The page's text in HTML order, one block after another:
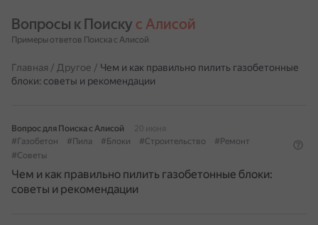
Вопросы к Поиску с Алисой
Примеры ответов Поиска с Алисой
Главная / Другое / Чем и как правильно пилить газобетонные
блоки: советы и рекомендации
Вопрос для Поиска с Алисой
20 июня
#Газобетон
#Пила #Блоки #Строительство
#Ремонт
#Советы
Чем и как правильно пилить газобетонные блоки:
советы и рекомендации